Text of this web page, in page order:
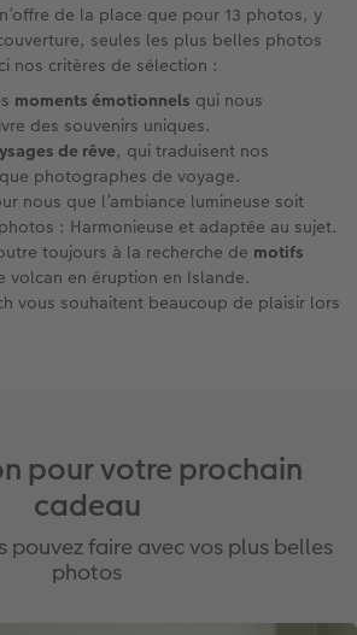
de la place que pour 13 photos, y
seules les plus belles photos
nos critères de sélection :
moments émotionnels qui nous
des souvenirs uniques.
de rêve, qui traduisent nos
photographes de voyage.
nous que l’ambiance lumineuse soit
: Harmonieuse et adaptée au sujet.
toujours à la recherche de motifs
volcan en éruption en Islande.
vous souhaitent beaucoup de plaisir lors
pour votre prochain
cadeau
pouvez faire avec vos plus belles
photos